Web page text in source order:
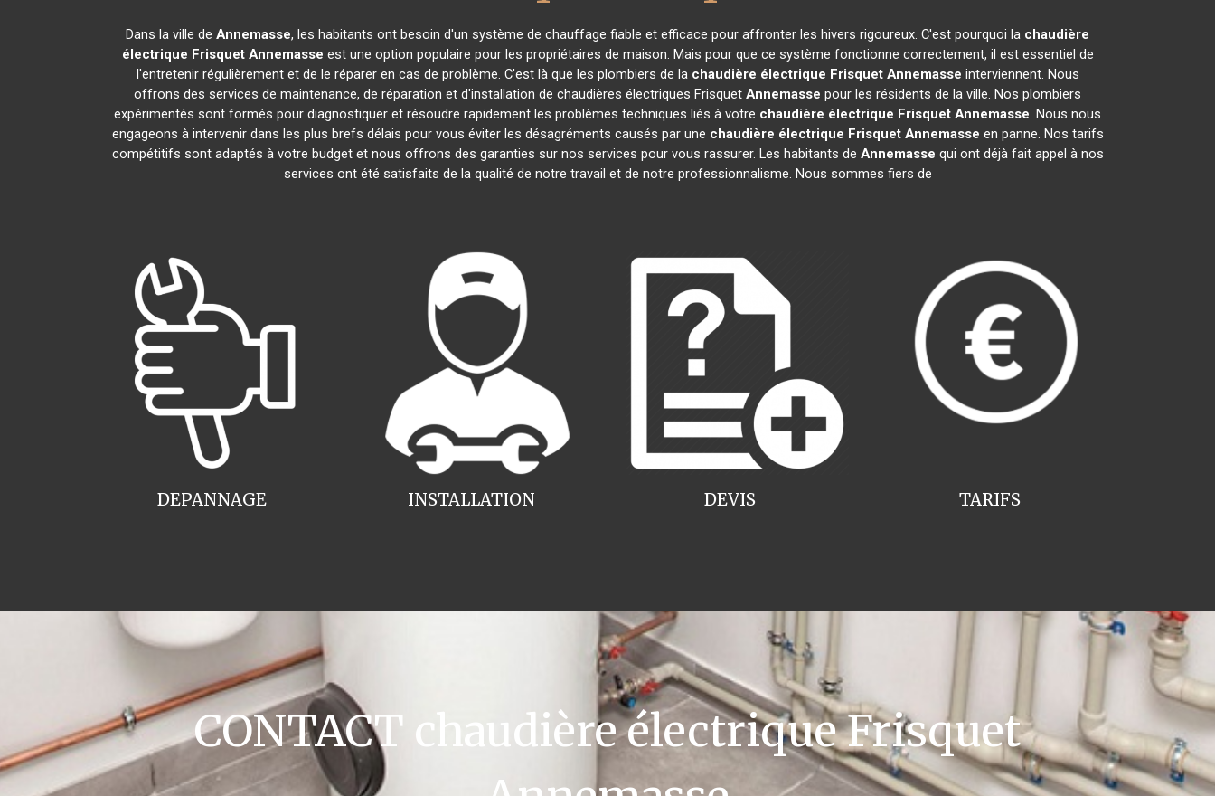
Dans la ville de Annemasse, les habitants ont besoin d'un système de chauffage fiable et efficace pour affronter les hivers rigoureux. C'est pourquoi la chaudière
électrique Frisquet Annemasse est une option populaire pour les propriétaires de maison. Mais pour que ce système fonctionne correctement, il est essentiel de
l'entretenir régulièrement et de le réparer en cas de problème. C'est là que les plombiers de la chaudière électrique Frisquet Annemasse interviennent. Nous
offrons des services de maintenance, de réparation et d'installation de chaudières électriques Frisquet Annemasse pour les résidents de la ville. Nos plombiers
expérimentés sont formés pour diagnostiquer et résoudre rapidement les problèmes techniques liés à votre chaudière électrique Frisquet Annemasse. Nous nous
engageons à intervenir dans les plus brefs délais pour vous éviter les désagréments causés par une chaudière électrique Frisquet Annemasse en panne. Nos tarifs
compétitifs sont adaptés à votre budget et nous offrons des garanties sur nos services pour vous rassurer. Les habitants de Annemasse qui ont déjà fait appel à nos
services ont été satisfaits de la qualité de notre travail et de notre professionnalisme. Nous sommes fiers de
INSTALLATION
DEPANNAGE TARIFS
DEVIS
CONTACT chaudière électrique Frisquet